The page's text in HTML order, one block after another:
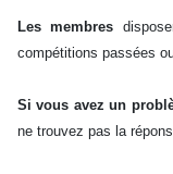
Les membres
compétitions passées
Si vous avez un
ne trouvez pas la